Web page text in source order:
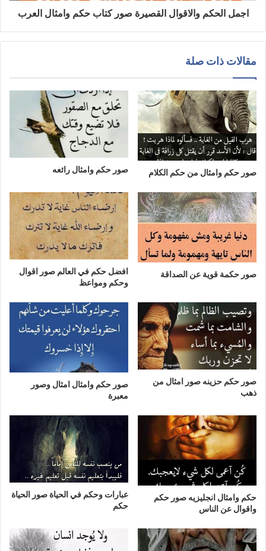
اجمل الحكم والاقوال القصيرة صور كتاب حكم وامثال العرب
مقالات ذات صلة
صور حكم وامثال من حكم الكلام صور حكم وامثال رائعه
صور حكمة قوية عن الصداقة
افضل حكم في العالم صور اقوال
وحكم ومواعظ
صور حكم حزينه صور امثال من
ذهب
صور حكم وامثال امثال وصور
معبرة
حكم وامثال انجليزيه صور حكم
واقوال عن الناس
عبارات وحكم في الحياة صور الحياة
حكم